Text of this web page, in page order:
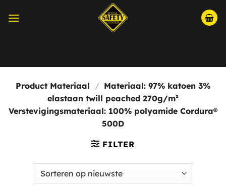
naar
Product Materiaal / Materiaal: 97% katoen 3%
elastaan twill peached 270g/m²
Verstevigingsmateriaal: 100% polyamide Cordura®
500D
FILTER